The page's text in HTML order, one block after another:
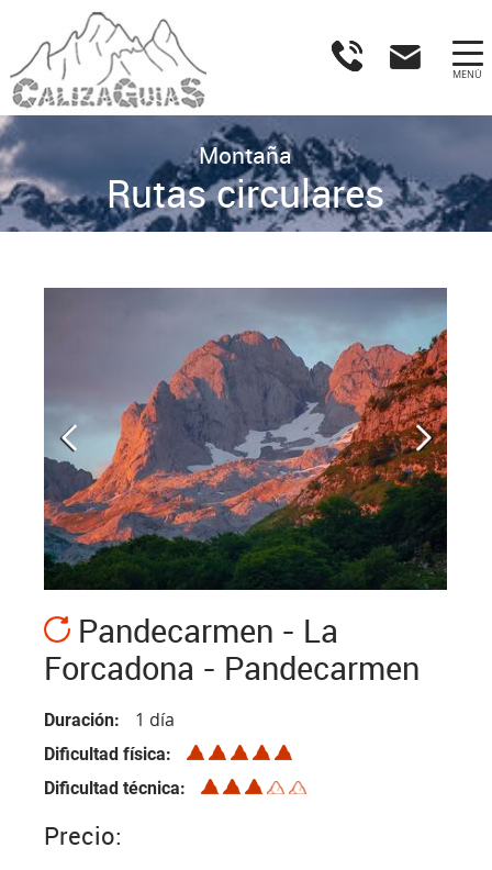
MENÚ
Montaña
Rutas circulares
Pandecarmen - La
Forcadona - Pandecarmen
Duración 1 día
Dificultad física
Dificultad técnica
Precio: